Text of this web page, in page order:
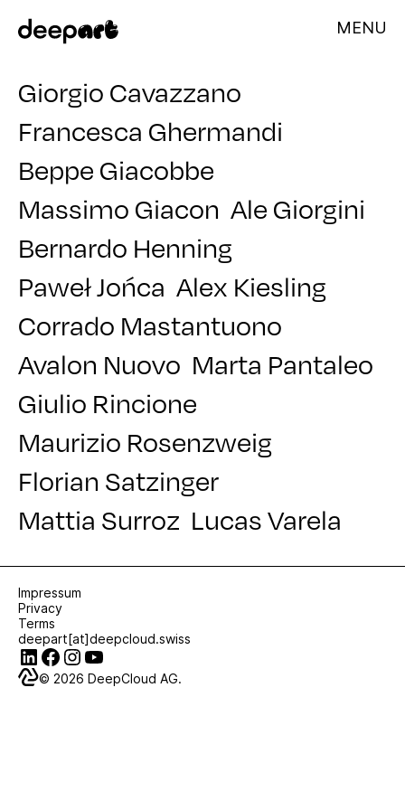
MENU
Giorgio Cavazzano
Francesca Ghermandi
Beppe Giacobbe
Massimo Giacon Ale Giorgini
Bernardo Henning
Paweł Jońca Alex Kiesling
Corrado Mastantuono
Avalon Nuovo Marta Pantaleo
Giulio Rincione
Maurizio Rosenzweig
Florian Satzinger
Mattia Surroz Lucas Varela
Impressum
Privacy
Terms
deepart[at]deepcloud.swiss
© 2026 DeepCloud AG.